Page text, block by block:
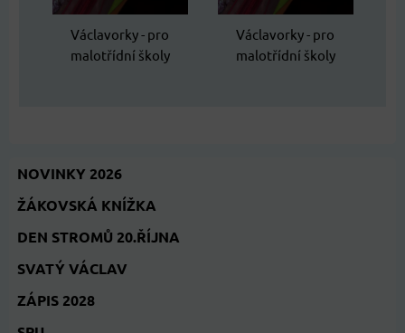
Václavorky - pro
malotřídní školy
Václavorky - pro
malotřídní školy
NOVINKY 2026
ŽÁKOVSKÁ KNÍŽKA
DEN STROMŮ 20.ŘÍJNA
SVATÝ VÁCLAV
ZÁPIS 2028